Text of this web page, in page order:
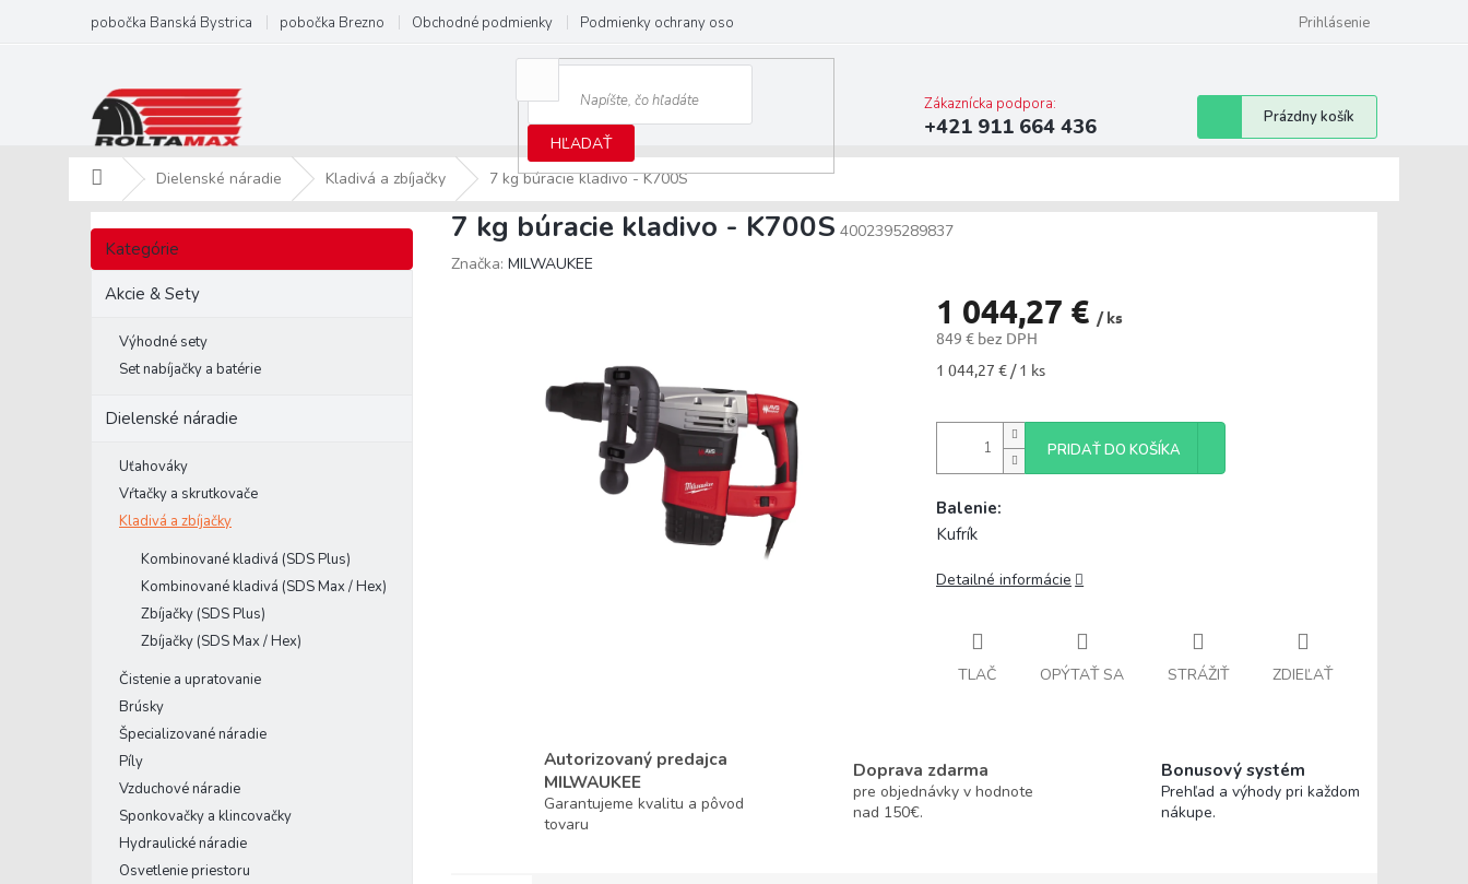
obsah
pobočka Banská Bystrica pobočka Brezno Obchodné podmienky Podmienky ochrany osobných údajov Prihlásenie
HĽADAŤ
Zákaznícka podpora:
+421 911 664 436
Nákupný
košík
Prázdny košík
DomovDielenské náradie Kladivá a zbíjačky 7 kg búracie kladivo - K700S
B
č
Preskočiť
kategórie
Kategórie
Akcie & Sety
Výhodné sety
Set nabíjačky a batérie
Dielenské náradie
Uťahováky
Vŕtačky a skrutkovače
Kladivá a zbíjačky
Kombinované kladivá (SDS Plus)
Kombinované kladivá (SDS Max / Hex)
Zbíjačky (SDS Plus)
Zbíjačky (SDS Max / Hex)
Čistenie a upratovanie
Brúsky
Špecializované náradie
Píly
Vzduchové náradie
Sponkovačky a klincovačky
Hydraulické náradie
Osvetlenie priestoru
7 kg búracie kladivo - K700S 4002395289837
Značka: MILWAUKEE
1 044,27 € / ks
849 € bez DPH
Jednotková
1 044,27 € / 1 ks
PRIDAŤ DO KOŠÍKA
Balenie:
Kufrík
Detailné informácie
TLAČ OPÝTAŤ SA STRÁŽIŤ ZDIEĽAŤ
Autorizovaný predajca
MILWAUKEE
Garantujeme kvalitu a pôvod
tovaru
Doprava zdarma
pre objednávky v hodnote
nad 150€.
Bonusový systém
Prehľad a výhody pri každom
nákupe.